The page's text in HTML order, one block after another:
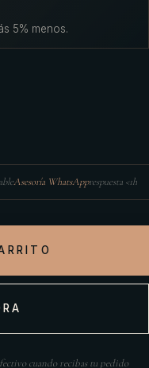
5% menos.
Asesoría WhatsApprespuesta <1h
cuando recibas tu pedido